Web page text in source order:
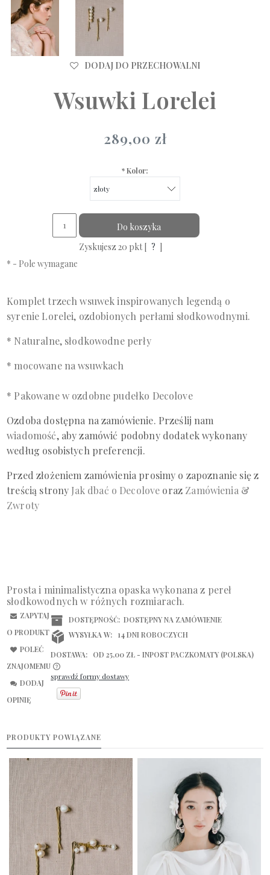
DODAJ DO PRZECHOWALNI
Wsuwki Lorelei
289,00 zł
*Kolor:
Do koszyka
Zyskujesz 20 pkt [ ? ]
* - Pole wymagane
Komplet trzech wsuwek inspirowanych legendą o
syrenie Lorelei, ozdobionych perłami słodkowodnymi.
* Naturalne, słodkowodne perły
* mocowane na wsuwkach
* Pakowane w ozdobne pudełko Decolove
Ozdoba dostępna na zamówienie. Prześlij nam
wiadomość, aby zamówić podobny dodatek wykonany
według osobistych preferencji.
Przed złożeniem zamówienia prosimy o zapoznanie się z
treścią strony Jak dbać o Decolove oraz Zamówienia &
Zwroty
Prosta i minimalistyczna opaska wykonana z pereł
słodkowodnych w różnych rozmiarach.
ZAPYTAJ
O PRODUKT
POLEĆ
ZNAJOMEMU
DODAJ
OPINIĘ
DOSTĘPNOŚĆ: DOSTĘPNY NA ZAMÓWIENIE
WYSYŁKA W:
14 DNI ROBOCZYCH
DOSTAWA: OD 25,00 ZŁ- INPOST PACZKOMATY (POLSKA)
CENA NIE ZAWIERA EWENTUALNYCH KOSZTÓW PŁATNOŚCI
sprawdź formy dostawy
PRODUKTY POWIĄZANE